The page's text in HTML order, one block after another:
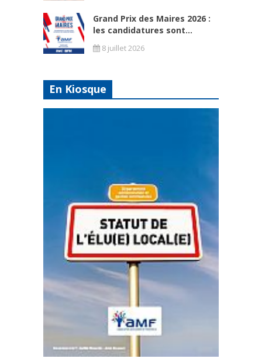
Grand Prix des Maires 2026 :
les candidatures sont...
8 juillet 2026
En Kiosque